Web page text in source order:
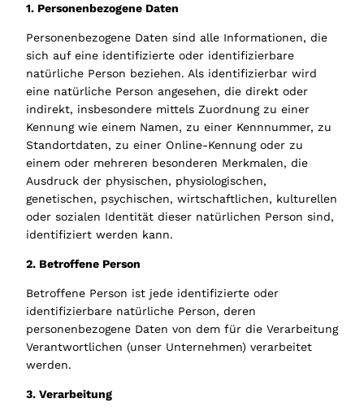
1. Personenbezogene Daten
Personenbezogene Daten sind alle Informationen, die
sich auf eine identifizierte oder identifizierbare
natürliche Person beziehen. Als identifizierbar wird
eine natürliche Person angesehen, die direkt oder
indirekt, insbesondere mittels Zuordnung zu einer
Kennung wie einem Namen, zu einer Kennnummer, zu
Standortdaten, zu einer Online-Kennung oder zu
einem oder mehreren besonderen Merkmalen, die
Ausdruck der physischen, physiologischen,
genetischen, psychischen, wirtschaftlichen, kulturellen
oder sozialen Identität dieser natürlichen Person sind,
identifiziert werden kann.
2. Betroffene Person
Betroffene Person ist jede identifizierte oder
identifizierbare natürliche Person, deren
personenbezogene Daten von dem für die Verarbeitung
Verantwortlichen (unser Unternehmen) verarbeitet
werden.
3. Verarbeitung